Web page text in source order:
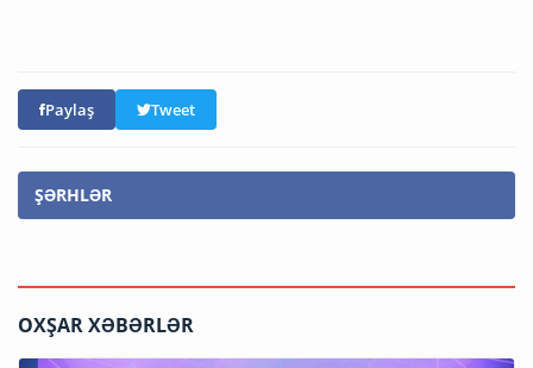
Paylaş Tweet
ŞƏRHLƏR
OXŞAR XƏBƏRLƏR